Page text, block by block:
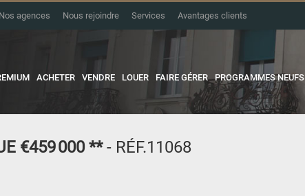
Nos agences Nous rejoindre Services Avantages clients
ACHETER VENDRE LOUER FAIRE GÉRER PROGRAMMES NEUFS
€459 000**- RÉF.11068